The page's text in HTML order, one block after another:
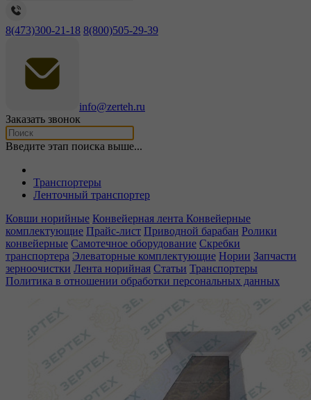
8(473)300-21-18 8(800)505-29-39
info@zerteh.ru
Заказать звонок
Введите этап поиска выше...
Транспортеры
Ленточный транспортер
Ковши норийные Конвейерная лента Конвейерные
комплектующие Прайс-лист Приводной барабан Ролики
конвейерные Самотечное оборудование Скребки
транспортера Элеваторные комплектующие Нории Запчасти
зерноочистки Лента норийная Статьи Транспортеры
Политика в отношении обработки персональных данных